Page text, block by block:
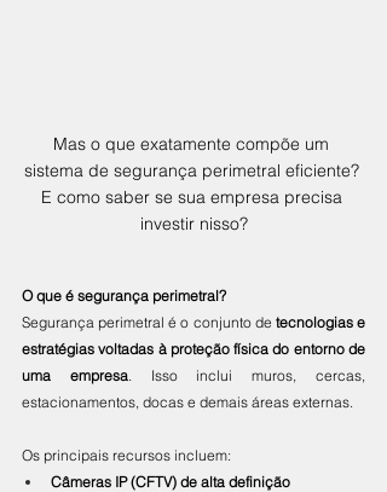
Mas o que exatamente compõe um
sistema de segurança perimetral eficiente?
E como saber se sua empresa precisa
investir nisso?
O que é segurança perimetral?
Segurança perimetral é o conjunto de tecnologias e
estratégias voltadas à proteção física do entorno de
uma empresa. Isso inclui muros, cercas,
estacionamentos, docas e demais áreas externas.
Os principais recursos incluem:
Câmeras IP (CFTV) de alta definição